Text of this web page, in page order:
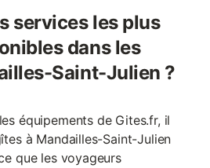
services les plus
dans les
Saint-Julien ?
équipements de Gites.fr, il
à Mandailles-Saint-Julien
que les voyageurs